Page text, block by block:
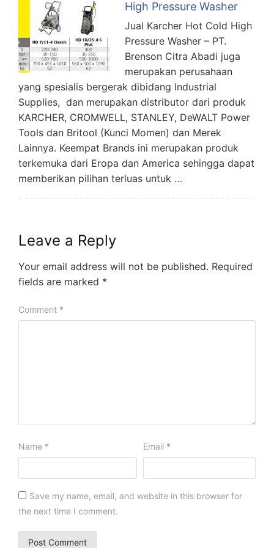
High Pressure Washer
Jual Karcher Hot Cold High
Pressure Washer – PT.
Brenson Citra Abadi juga
merupakan perusahaan
yang spesialis bergerak dibidang Industrial
Supplies, dan merupakan distributor dari produk
KARCHER, CROMWELL, STANLEY, DeWALT Power
Tools dan Britool (Kunci Momen) dan Merek
Lainnya. Keempat Brands ini merupakan produk
terkemuka dari Eropa dan America sehingga dapat
memberikan pilihan terluas untuk …
Leave a Reply
Your email address will not be published. Required
fields are marked *
Comment *
Name * Email *
Save my name, email, and website in this browser for
the next time I comment.